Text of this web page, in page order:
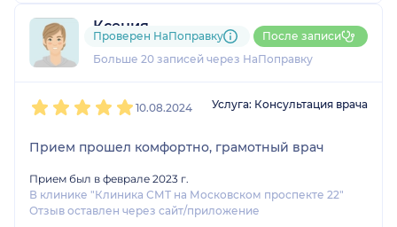
Ксения
2 отзыва
Больше 20 записей через НаПоправку
Проверен НаПоправку После записи
10.08.2024 Услуга: Консультация врача
Прием прошел комфортно, грамотный врач
Прием был в феврале 2023 г.
В клинике "Клиника СМТ на Московском проспекте 22"
Отзыв оставлен через сайт/приложение